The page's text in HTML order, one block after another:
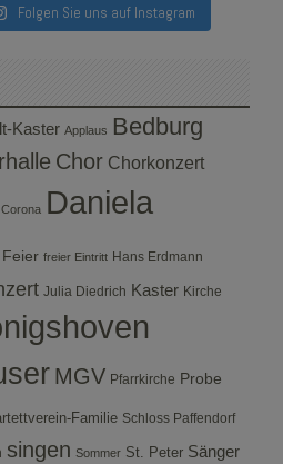
Folgen Sie uns auf Instagram
Kaster Applaus Bedburg
Chor Chorkonzert
Corona Daniela
Feier freier Eintritt Hans Erdmann
Julia Diedrich Kaster Kirche
MGV Pfarrkirche Probe
Familie Schloss Paffendorf
singen Sommer St. Peter Sänger